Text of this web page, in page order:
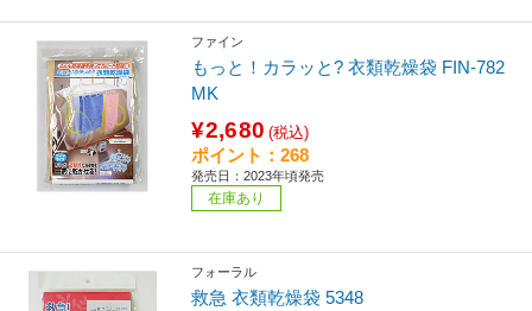
ファイン
もっと！カラッと? 衣類乾燥袋 FIN-782
MK
¥2,680 (税込)
ポイント：268
発売日：2023年頃発売
在庫あり
フォーラル
救急 衣類乾燥袋 5348